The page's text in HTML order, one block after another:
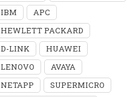
IBM
APC
HEWLETT PACKARD
D-LINK
HUAWEI
LENOVO
AVAYA
NETAPP
SUPERMICRO